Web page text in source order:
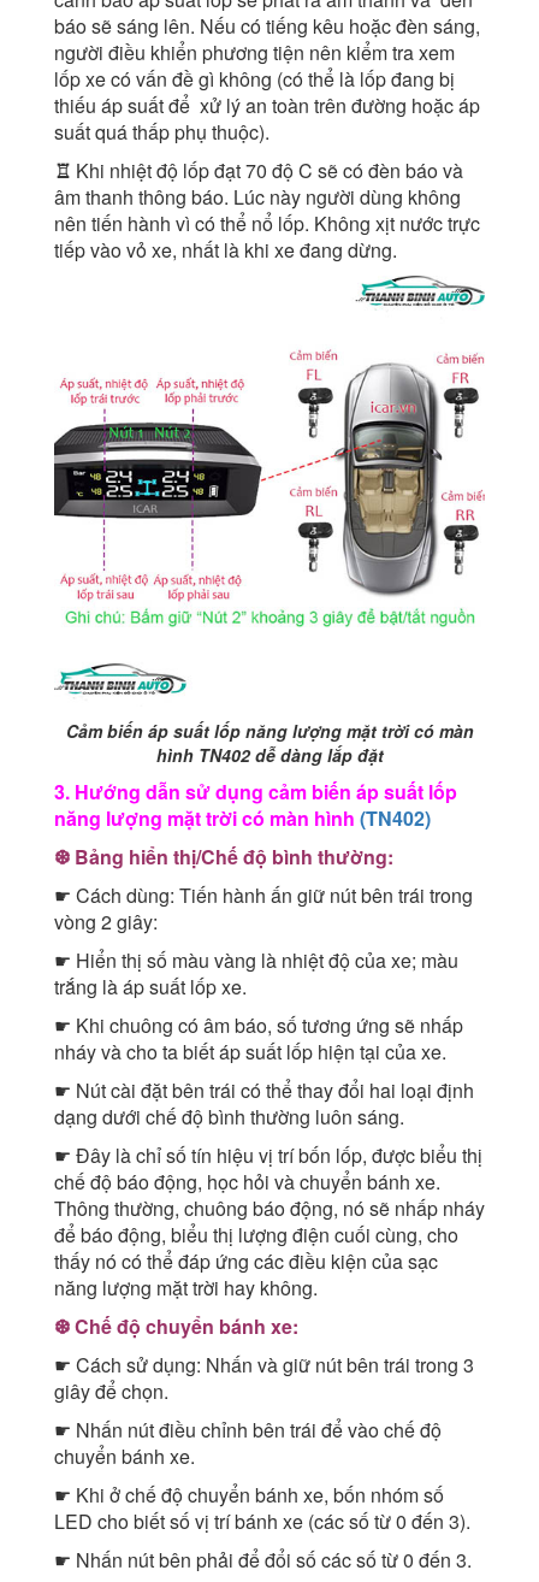
báo sẽ sáng lên. Nếu có tiếng kêu hoặc đèn sáng,
người điều khiển phương tiện nên kiểm tra xem
lốp xe có vấn đề gì không (có thể là lốp đang bị
thiếu áp suất để xử lý an toàn trên đường hoặc áp
suất quá thấp phụ thuộc).
♖ Khi nhiệt độ lốp đạt 70 độ C sẽ có đèn báo và
âm thanh thông báo. Lúc này người dùng không
nên tiến hành vì có thể nổ lốp. Không xịt nước trực
tiếp vào vỏ xe, nhất là khi xe đang dừng.
Cảm biến áp suất lốp năng lượng mặt trời có màn
hình TN402 dễ dàng lắp đặt
3. Hướng dẫn sử dụng cảm biến áp suất lốp
năng lượng mặt trời có màn hình (TN402)
❆ Bảng hiển thị/Chế độ bình thường:
☛ Cách dùng: Tiến hành ấn giữ nút bên trái trong
vòng 2 giây:
☛ Hiển thị số màu vàng là nhiệt độ của xe; màu
trắng là áp suất lốp xe.
☛ Khi chuông có âm báo, số tương ứng sẽ nhấp
nháy và cho ta biết áp suất lốp hiện tại của xe.
☛ Nút cài đặt bên trái có thể thay đổi hai loại định
dạng dưới chế độ bình thường luôn sáng.
☛ Đây là chỉ số tín hiệu vị trí bốn lốp, được biểu thị
chế độ báo động, học hỏi và chuyển bánh xe.
Thông thường, chuông báo động, nó sẽ nhấp nháy
để báo động, biểu thị lượng điện cuối cùng, cho
thấy nó có thể đáp ứng các điều kiện của sạc
năng lượng mặt trời hay không.
❆ Chế độ chuyển bánh xe:
☛ Cách sử dụng: Nhấn và giữ nút bên trái trong 3
giây để chọn.
☛ Nhấn nút điều chỉnh bên trái để vào chế độ
chuyển bánh xe.
☛ Khi ở chế độ chuyển bánh xe, bốn nhóm số
LED cho biết số vị trí bánh xe (các số từ 0 đến 3).
☛ Nhấn nút bên phải để đổi số các số từ 0 đến 3.